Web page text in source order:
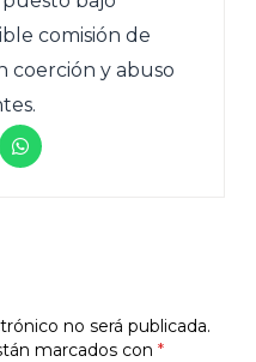
comisión de
coerción y abuso
no será publicada.
marcados con *